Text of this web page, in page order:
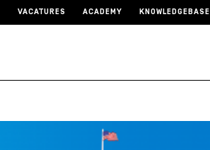
VACATURES ACADEMY KNOWLEDGEBASE